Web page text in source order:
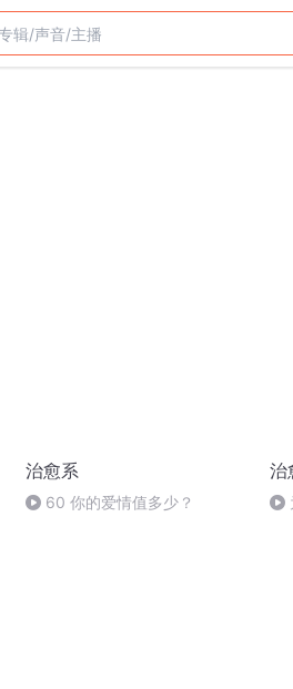
治愈系
60 你的爱情值多少？
治